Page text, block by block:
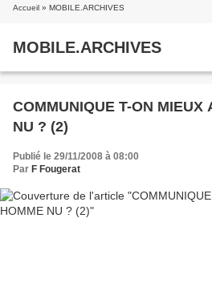
Accueil » MOBILE.ARCHIVES
MOBILE.ARCHIVES
COMMUNIQUE T-ON MIEUX
NU ? (2)
Publié le 29/11/2008 à 08:00
Par F Fougerat